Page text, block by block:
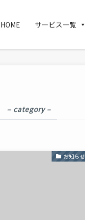
HOME サービス一覧
– category –
お知らせ